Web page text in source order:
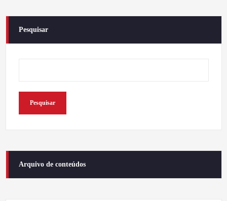
Pesquisar
Pesquisar
Arquivo de conteúdos